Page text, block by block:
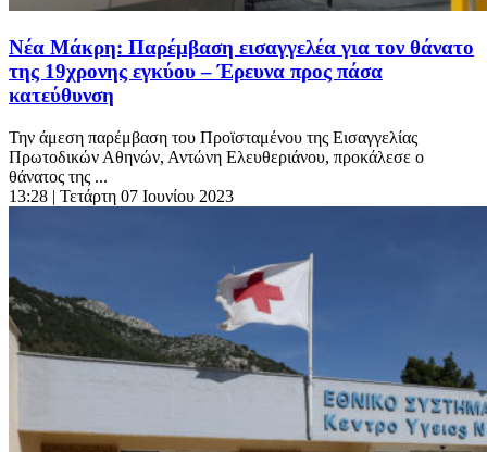
Νέα Μάκρη: Παρέμβαση εισαγγελέα για τον θάνατο
της 19χρονης εγκύου – Έρευνα προς πάσα
κατεύθυνση
Την άμεση παρέμβαση του Προϊσταμένου της Εισαγγελίας
Πρωτοδικών Αθηνών, Αντώνη Ελευθεριάνου, προκάλεσε ο
θάνατος της ...
13:28 | Τετάρτη 07 Ιουνίου 2023